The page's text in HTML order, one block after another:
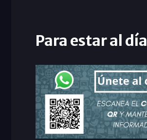
Para estar al día